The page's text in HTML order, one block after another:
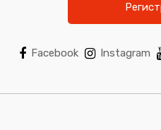
Facebook Instagram